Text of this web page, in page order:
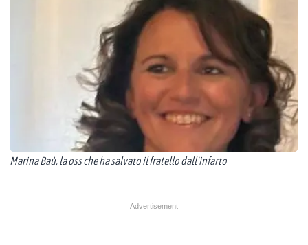
Marina Baù, la oss che ha salvato il fratello dall'infarto